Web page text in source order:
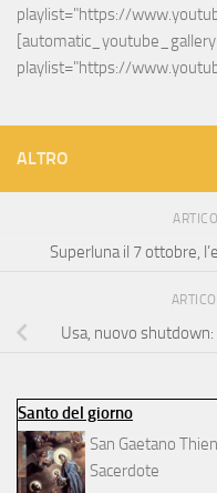
playlist="https://
[automatic_youtube_gallery
playlist="https://
ALTRO
Superluna il 7 ottobre,
Usa, nuovo shutdown:
Santo del giorno
San Gaetano
Sacerdote